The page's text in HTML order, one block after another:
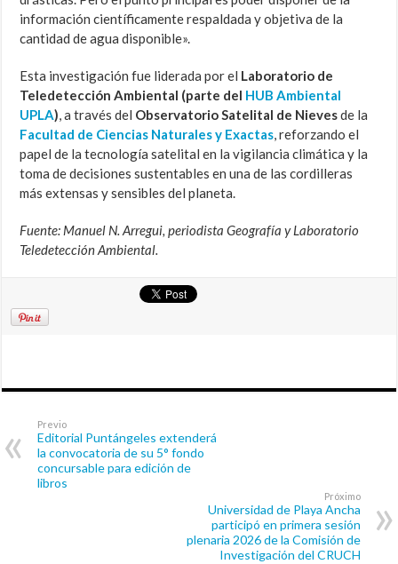
información científicamente respaldada y objetiva de la
cantidad de agua disponible».
Esta investigación fue liderada por el Laboratorio de
Teledetección Ambiental (parte del HUB Ambiental
UPLA), a través del Observatorio Satelital de Nievesde la
Facultad de Ciencias Naturales y Exactas, reforzando el
papel de la tecnología satelital en la vigilancia climática y la
toma de decisiones sustentables en una de las cordilleras
más extensas y sensibles del planeta.
Fuente: Manuel N. Arregui, periodista Geografía y Laboratorio
Teledetección Ambiental.
Previo
Editorial Puntángeles extenderá
la convocatoria de su 5° fondo
concursable para edición de
libros
Próximo
Universidad de Playa Ancha
participó en primera sesión
plenaria 2026 de la Comisión de
Investigación del CRUCH